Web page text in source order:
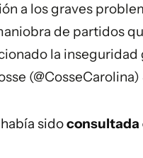
a los graves
de partidos
la inseguridad
(@CosseCarolina)
sidoconsultada